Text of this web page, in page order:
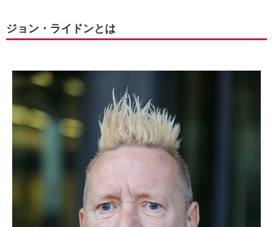
ジョン・ライドンとは